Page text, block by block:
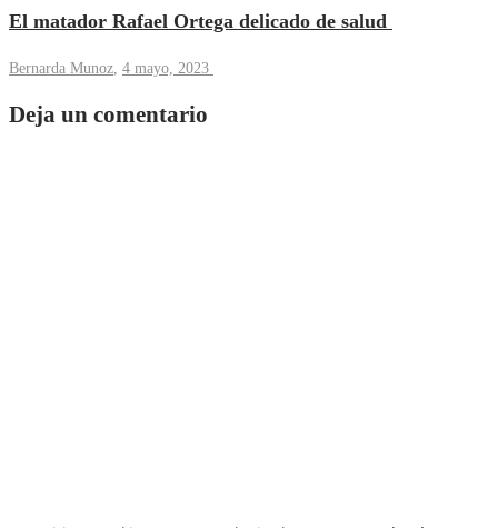
El matador Rafael Ortega delicado de salud
Bernarda Munoz, 4 mayo, 2023
Deja un comentario